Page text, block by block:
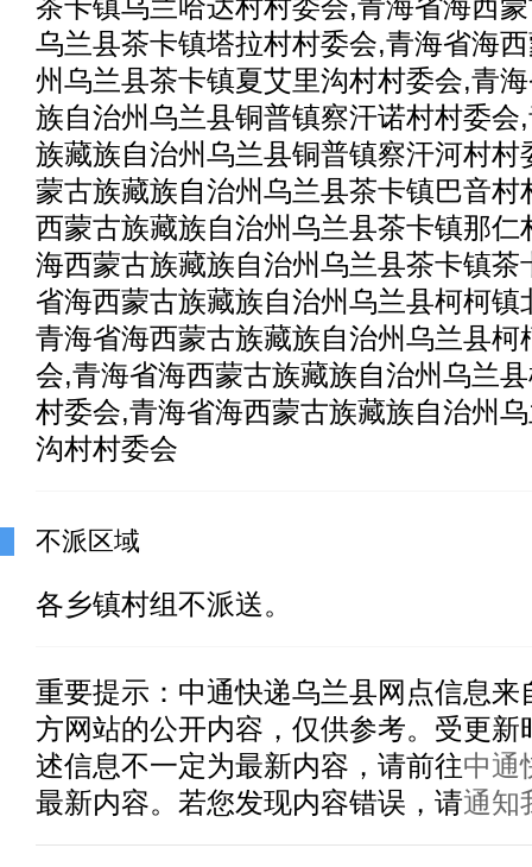
茶卡镇乌兰哈达村村委会,青海省海西
乌兰县茶卡镇塔拉村村委会,青海省海
州乌兰县茶卡镇夏艾里沟村村委会,青
族自治州乌兰县铜普镇察汗诺村村委会
族藏族自治州乌兰县铜普镇察汗河村村
蒙古族藏族自治州乌兰县茶卡镇巴音村
西蒙古族藏族自治州乌兰县茶卡镇那仁
海西蒙古族藏族自治州乌兰县茶卡镇茶
省海西蒙古族藏族自治州乌兰县柯柯镇
青海省海西蒙古族藏族自治州乌兰县柯
会,青海省海西蒙古族藏族自治州乌兰
村委会,青海省海西蒙古族藏族自治州
沟村村委会
不派区域
各乡镇村组不派送。
重要提示： 中通快递乌兰县网点信息来
方网站的公开内容，仅供参考。受更新
述信息不一定为最新内容，请前往中通
最新内容。若您发现内容错误，请通知